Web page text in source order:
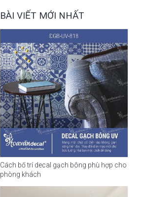
BÀI VIẾT MỚI NHẤT
Cách bố trí decal gạch bông phù hợp cho
phòng khách